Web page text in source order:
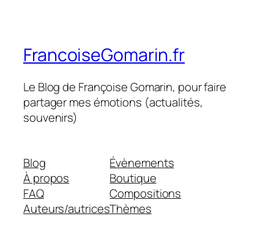
FrancoiseGomarin.fr
Le Blog de Françoise Gomarin, pour faire
partager mes émotions (actualités,
souvenirs)
Blog
À propos
FAQ
Auteurs/autrices
Évènements
Boutique
Compositions
Thèmes